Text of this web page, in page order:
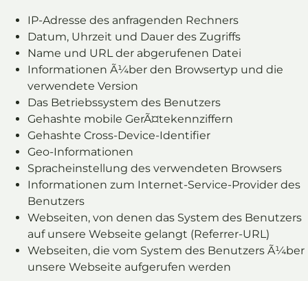
IP-Adresse des anfragenden Rechners
Datum, Uhrzeit und Dauer des Zugriffs
Name und URL der abgerufenen Datei
Informationen Ã¼ber den Browsertyp und die
verwendete Version
Das Betriebssystem des Benutzers
Gehashte mobile GerÃ¤tekennziffern
Gehashte Cross-Device-Identifier
Geo-Informationen
Spracheinstellung des verwendeten Browsers
Informationen zum Internet-Service-Provider des
Benutzers
Webseiten, von denen das System des Benutzers
auf unsere Webseite gelangt (Referrer-URL)
Webseiten, die vom System des Benutzers Ã¼ber
unsere Webseite aufgerufen werden